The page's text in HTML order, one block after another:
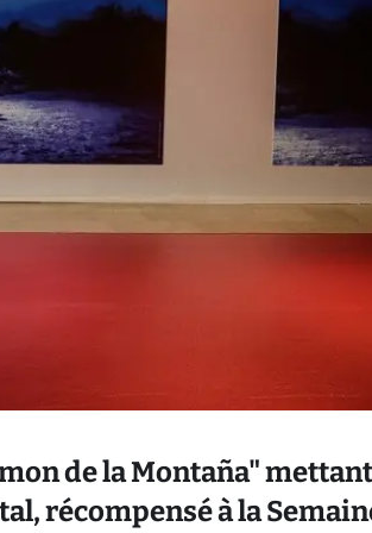
de la Montaña"
récompensé à la